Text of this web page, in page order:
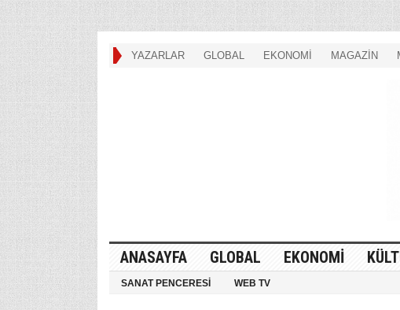
YAZARLAR GLOBAL EKONOMİ MAGAZİN
ANASAYFA GLOBAL EKONOMİ
SANAT PENCERESİ WEB TV